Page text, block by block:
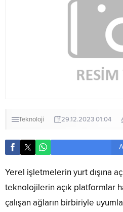
Teknoloji 29.12.2023 01:04
Yerel işletmelerin yurt dışına
teknolojilerin açık platformlar
çalışan ağların birbiriyle